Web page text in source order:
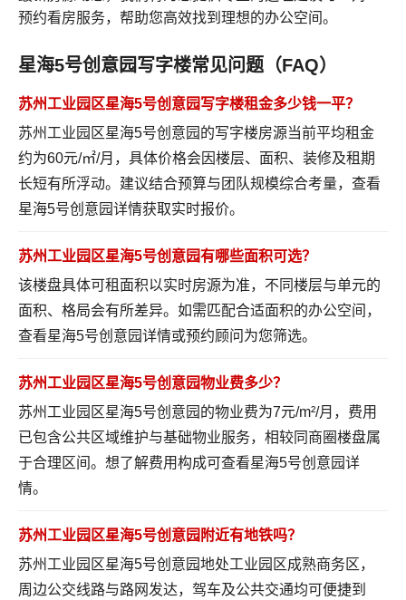
预约看房服务，帮助您高效找到理想的办公空间。
星海5号创意园写字楼常见问题（FAQ）
苏州工业园区星海5号创意园写字楼租金多少钱一平？
苏州工业园区星海5号创意园的写字楼房源当前平均租金
约为60元/㎡/月，具体价格会因楼层、面积、装修及租期
长短有所浮动。建议结合预算与团队规模综合考量， 查看
星海5号创意园详情获取实时报价。
苏州工业园区星海5号创意园有哪些面积可选？
该楼盘具体可租面积以实时房源为准，不同楼层与单元的
面积、格局会有所差异。如需匹配合适面积的办公空间，
查看星海5号创意园详情或预约顾问为您筛选。
苏州工业园区星海5号创意园物业费多少？
苏州工业园区星海5号创意园的物业费为7元/m²/月，费用
已包含公共区域维护与基础物业服务，相较同商圈楼盘属
于合理区间。想了解费用构成可查看星海5号创意园详
情。
苏州工业园区星海5号创意园附近有地铁吗？
苏州工业园区星海5号创意园地处工业园区成熟商务区，
周边公交线路与路网发达，驾车及公共交通均可便捷到